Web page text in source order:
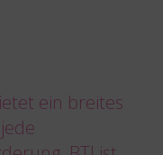
ein breites